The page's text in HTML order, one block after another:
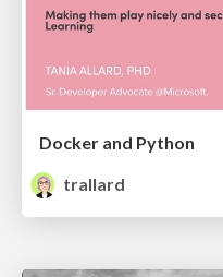
Docker and Python
trallard